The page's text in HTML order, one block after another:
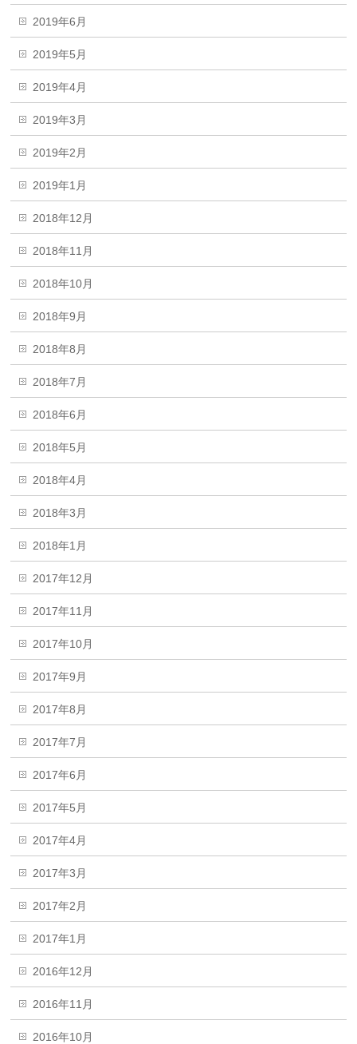
2019年6月
2019年5月
2019年4月
2019年3月
2019年2月
2019年1月
2018年12月
2018年11月
2018年10月
2018年9月
2018年8月
2018年7月
2018年6月
2018年5月
2018年4月
2018年3月
2018年1月
2017年12月
2017年11月
2017年10月
2017年9月
2017年8月
2017年7月
2017年6月
2017年5月
2017年4月
2017年3月
2017年2月
2017年1月
2016年12月
2016年11月
2016年10月